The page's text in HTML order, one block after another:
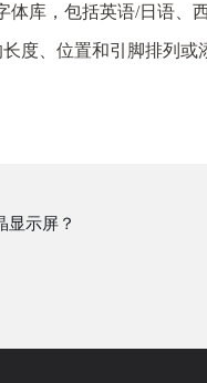
体库，包括英语/日语、
度、位置和引脚排列或
显示屏？